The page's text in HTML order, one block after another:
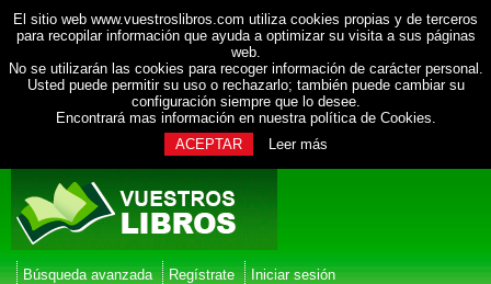
El sitio web www.vuestroslibros.com utiliza cookies propias y de terceros
para recopilar información que ayuda a optimizar su visita a sus páginas
web.
No se utilizarán las cookies para recoger información de carácter personal.
Usted puede permitir su uso o rechazarlo; también puede cambiar su
configuración siempre que lo desee.
Encontrará mas información en nuestra política de Cookies.
ACEPTAR
Leer más
Búsqueda avanzada Regístrate Iniciar sesión